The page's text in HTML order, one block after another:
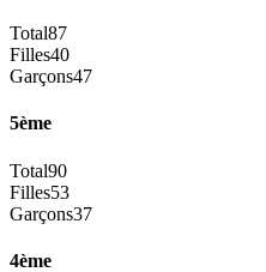
Total87
Filles40
Garçons47
5ème
Total90
Filles53
Garçons37
4ème